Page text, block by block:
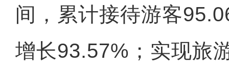
间，累计接待游客
增长93.57%；实现旅